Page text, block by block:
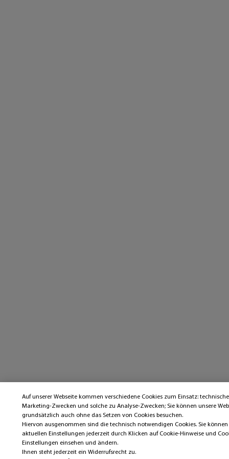
Auf unserer Webseite kommen verschiedene Cookies zum Einsatz:
Marketing-Zwecken und solche zu Analyse-Zwecken; Sie können unsere
grundsätzlich auch ohne das Setzen von Cookies besuchen.
Hiervon ausgenommen sind die technisch notwendigen Cookies. Sie können
aktuellen Einstellungen jederzeit durch Klicken auf Cookie-Hinweise und
Einstellungen einsehen und ändern.
Ihnen steht jederzeit ein Widerrufsrecht zu.